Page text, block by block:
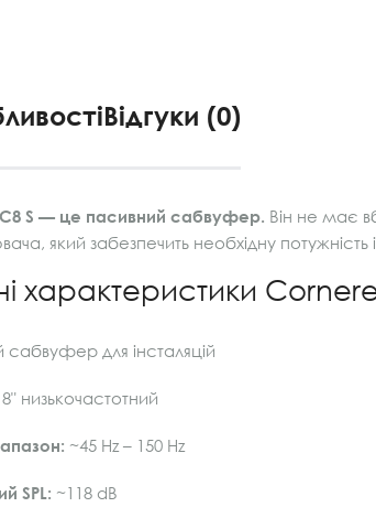
Відгуки (0)
S — це пасивний сабвуфер. Він не має
який забезпечить необхідну потужність
характеристики
сабвуфер для інсталяцій
низькочастотний
~45 Hz – 150 Hz
SPL: ~118 dB